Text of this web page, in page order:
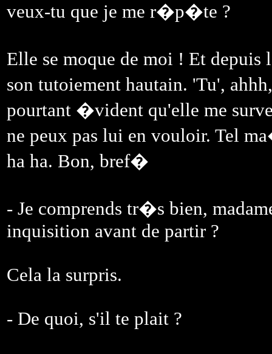
veux-tu que je me r�p�te ?
Elle se moque de moi ! Et
son tutoiement hautain. 'Tu',
pourtant �vident qu'elle me
ne peux pas lui en vouloir. Tel
ha ha. Bon, bref�
- Je comprends tr�s bien,
inquisition avant de partir ?
Cela la surpris.
- De quoi, s'il te plait ?